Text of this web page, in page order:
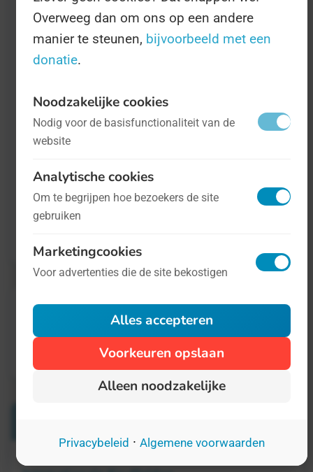
Maar bovenal is de Dag van de Ex bedoeld
het is om een Dag op te richten. Best
makkelijk, zo blijkt. Daarom vierden we 'em
sowieso in 2014, maar hey, dat doen we dit
jaar ook gewoon.
Het artikel van NRC.next is
Overweeg dan om ons op een andere
manier te steunen, bijvoorbeeld met een
donatie.
Noodzakelijke cookies
Nodig voor de basisfunctionaliteit van de
website
Analytische cookies
Om te begrijpen hoe bezoekers de site
gebruiken
Marketingcookies
Voor advertenties die de site bekostigen
Alles accepteren
Voorkeuren opslaan
Alleen noodzakelijke
Privacybeleid · Algemene voorwaarden